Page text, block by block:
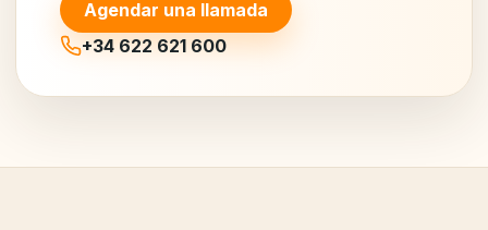
Agendar una llamada
+34 622 621 600